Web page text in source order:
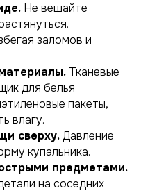
Не вешайте
заломов и
Тканевые
для белья
пакеты,
влагу.
сверху.Давление
купальника.
предметами.
на соседних